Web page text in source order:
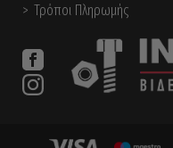
Τρόποι Πληρωμής